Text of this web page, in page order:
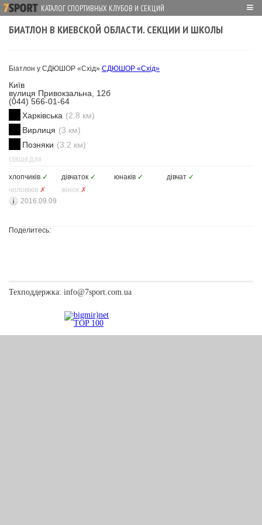
КАТАЛОГ СПОРТИВНЫХ КЛУБОВ И СЕКЦИЙ ≡
БИАТЛОН В КИЕВСКОЙ ОБЛАСТИ. СЕКЦИИ И ШКОЛЫ
Біатлон у СДЮШОР «Схід» СДЮШОР «Схід»
Київ
вулиця Привокзальна, 12б
(044) 566-01-64
Харківська (2.8 км)
Вирлиця (3 км)
Позняки (3.2 км)
СЕКЦІЯ ДЛЯ
хлопчиків ✓ дівчаток ✓ юнаків ✓ дівчат ✓
чоловіків ✗ жінок ✗
2016.09.09
Поделитесь:
Техподдержка: info@7sport.com.ua